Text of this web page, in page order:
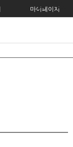
마이페이지